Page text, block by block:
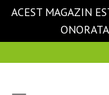
ACEST MAGAZIN